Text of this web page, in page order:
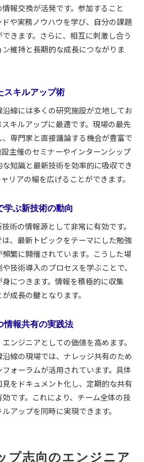
報交換が活発です。参加すること
や実務ノウハウを学び、自分の課題
きます。さらに、相互に刺激し合う
維持と長期的な成長につながりま
スキルアップ術
線には多くの研究施設が立地してお
キルアップに最適です。現場の最先
専門家と直接議論する機会が豊富で
主催のセミナーやインターンシップ
知識と最新技術を効率的に吸収でき
リアの幅を広げることができます。
学ぶ新技術の動向
術の情報源として非常に有効です。
、最新トピックをテーマにした勉強
繁に開催されています。こうした場
技術導入のプロセスを学ぶことで、
につきます。情報を積極的に収集
成長の鍵となります。
情報共有の実践法
ンジニアとしての価値を高めます。
線の現場では、ナレッジ共有のため
ォーラムが活用されています。具体
をドキュメント化し、定期的な共有
です。これにより、チーム全体の技
アップを同時に実現できます。
プ志向のエンジニア